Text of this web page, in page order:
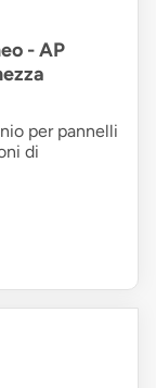
- AP
per pannelli
di